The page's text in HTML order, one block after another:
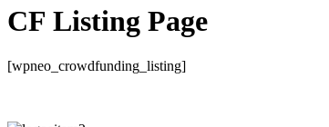
CF Listing Page
[wpneo_crowdfunding_listing]